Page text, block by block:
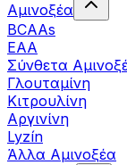
Αμινοξέα
BCAAs
EAA
Σύνθετα
Γλουταμίνη
Κιτρουλίνη
Αργινίνη
Lyzín
Άλλα Αμινοξέα